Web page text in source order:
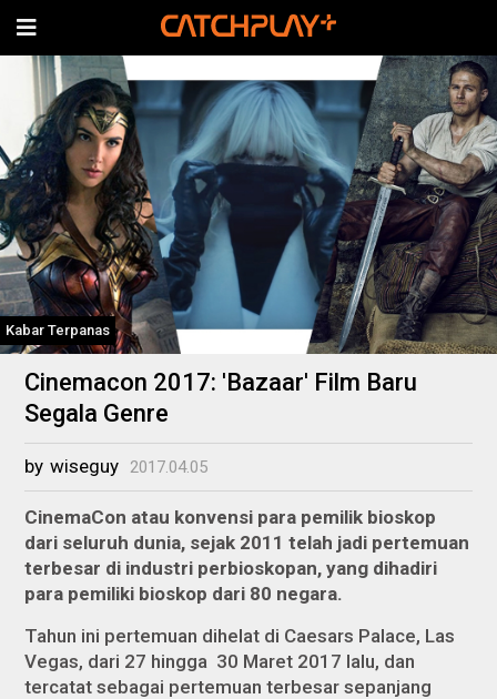
Kabar Terpanas
Cinemacon 2017: 'Bazaar' Film Baru
Segala Genre
by wiseguy 2017.04.05
CinemaCon atau konvensi para pemilik bioskop
dari seluruh dunia, sejak 2011 telah jadi pertemuan
terbesar di industri perbioskopan, yang dihadiri
para pemiliki bioskop dari 80 negara.
Tahun ini pertemuan dihelat di Caesars Palace, Las
Vegas, dari 27 hingga 30 Maret 2017 lalu, dan
tercatat sebagai pertemuan terbesar sepanjang